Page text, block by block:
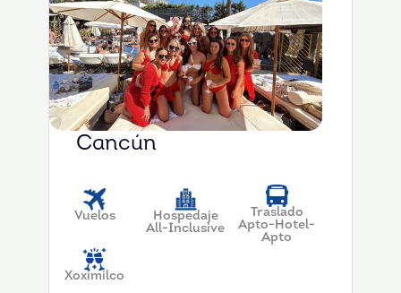
Cancún
Vuelos
Hospedaje
All-Inclusive
Traslado
Apto-Hotel-
Apto
Xoximilco